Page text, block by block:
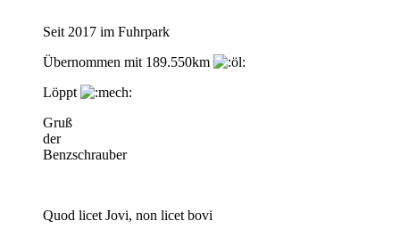
Seit 2017 im Fuhrpark
Übernommen mit 189.550km
Löppt
Gruß
der
Benzschrauber
Quod licet Jovi, non licet bovi